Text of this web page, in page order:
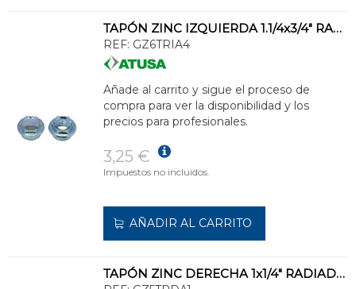
TAPÓN ZINC IZQUIERDA 1.1/4x3/4" RADIADOR ALUMINIO DIÁMETRO 56
REF: GZ6TRIA4
Añade al carrito y sigue el proceso de
compra para ver la disponibilidad y los
precios para profesionales.
3,25 €
Impuestos no incluidos.
AÑADIR AL CARRITO
TAPÓN ZINC DERECHA 1x1/4" RADIADOR ALUMINIO DIÁMETRO 42